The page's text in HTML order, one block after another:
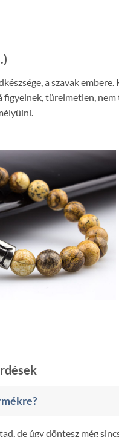
a szavak
figyelnek, türelmetlen,
de úgy döntesz még